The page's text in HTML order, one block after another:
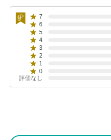
7
6
5
4
3
2
1
0
評価なし